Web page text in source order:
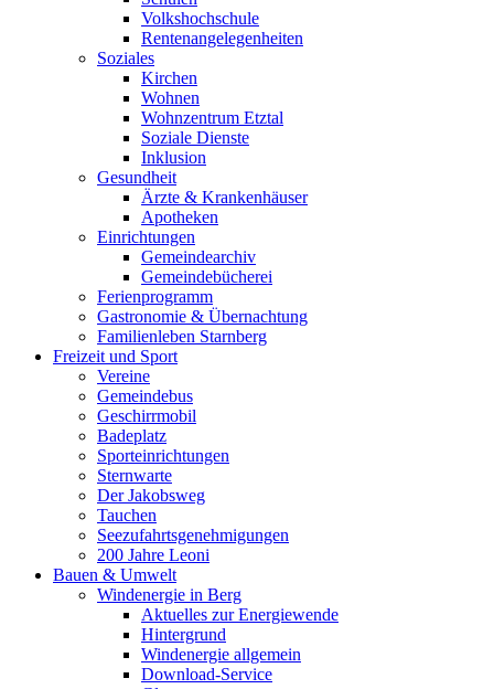
Volkshochschule
Rentenangelegenheiten
Soziales
Kirchen
Wohnen
Wohnzentrum Etztal
Soziale Dienste
Inklusion
Gesundheit
Ärzte & Krankenhäuser
Apotheken
Einrichtungen
Gemeindearchiv
Gemeindebücherei
Ferienprogramm
Gastronomie & Übernachtung
Familienleben Starnberg
Freizeit und Sport
Vereine
Gemeindebus
Geschirrmobil
Badeplatz
Sporteinrichtungen
Sternwarte
Der Jakobsweg
Tauchen
Seezufahrtsgenehmigungen
200 Jahre Leoni
Bauen & Umwelt
Windenergie in Berg
Aktuelles zur Energiewende
Hintergrund
Windenergie allgemein
Download-Service